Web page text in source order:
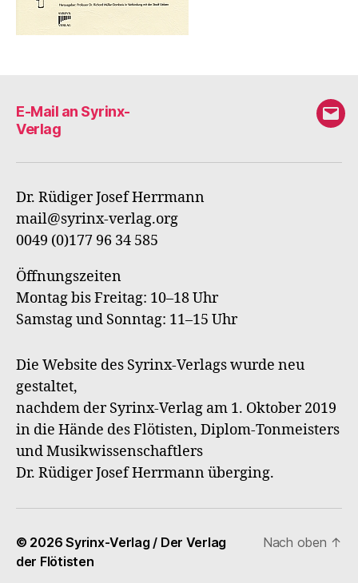
E-Mail an Syrinx-
Verlag
E-
an
Dr. Rüdiger Josef Herrmann
mail@syrinx-verlag.org
0049 (0)177 96 34 585
Öffnungszeiten
Montag bis Freitag: 10–18 Uhr
Samstag und Sonntag: 11–15 Uhr
Die Website des Syrinx-Verlags wurde neu
gestaltet,
nachdem der Syrinx-Verlag am 1. Oktober 2019
in die Hände des Flötisten, Diplom-Tonmeisters
und Musikwissenschaftlers
Dr. Rüdiger Josef Herrmann überging.
© 2026Syrinx-Verlag / Der Verlag
der Flötisten
Nach oben ↑